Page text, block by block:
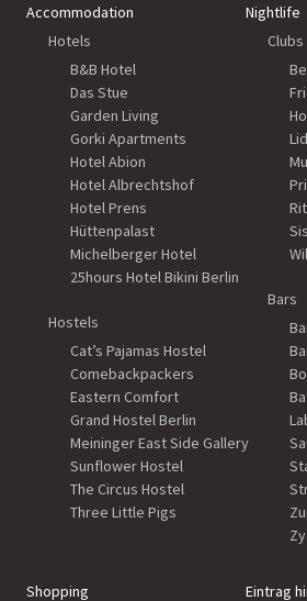
Accommodation
Hotels
B&B Hotel
Das Stue
Garden Living
Gorki Apartments
Hotel Abion
Hotel Albrechtshof
Hotel Prens
Hüttenpalast
Michelberger Hotel
25hours Hotel Bikini Berlin
Hostels
Cat’s Pajamas Hostel
Comebackpackers
Eastern Comfort
Grand Hostel Berlin
Meininger East Side Gallery
Sunflower Hostel
The Circus Hostel
Three Little Pigs
Nightlife
Clubs
Bars
Shopping
Eintrag